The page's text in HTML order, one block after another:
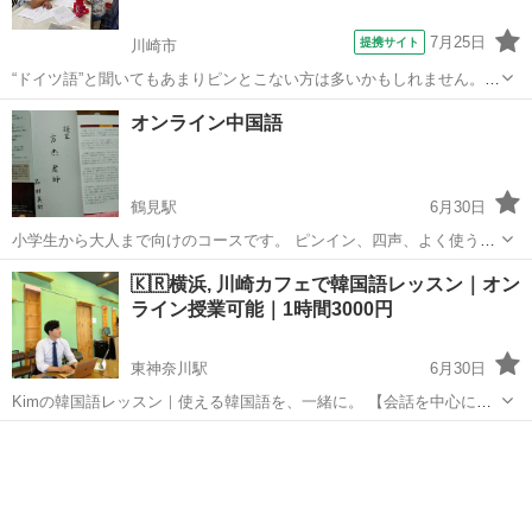
川崎市 提携サイト 7月25日
“ドイツ語”と聞いてもあまりピンとこない方は多いかもしれません。し
かし日本にもたくさんのドイツ語圏の文化が入ってきています。意外
と身近な存在であるドイツ語をゼロからしっかりインターエドで始め
てみませんか？ この講座ではベテラ...
神奈川 川崎市 イタリア語
オンライン中国語
鶴見駅
6月30日
小学生から大人まで向けのコースです。 ピンイン、四声、よく使う単
語からスタートし、聞く、話す、読む、書くなど、総合的な中国語の
能力を身につけていきます。 ■ レッスン時間 1コマは40分になりま
す。連続2コマ受講も可能...
神奈川 横浜市 鶴見駅 中国語 オンライン
🇰🇷横浜, 川崎カフェで韓国語レッスン｜オン
ライン授業可能｜1時間3000円
東神奈川駅
6月30日
Kimの韓国語レッスン｜使える韓国語を、一緒に。 【会話を中心に】
「字幕なしでドラマを観たい」「好きなアイドルの言葉をそのまま理